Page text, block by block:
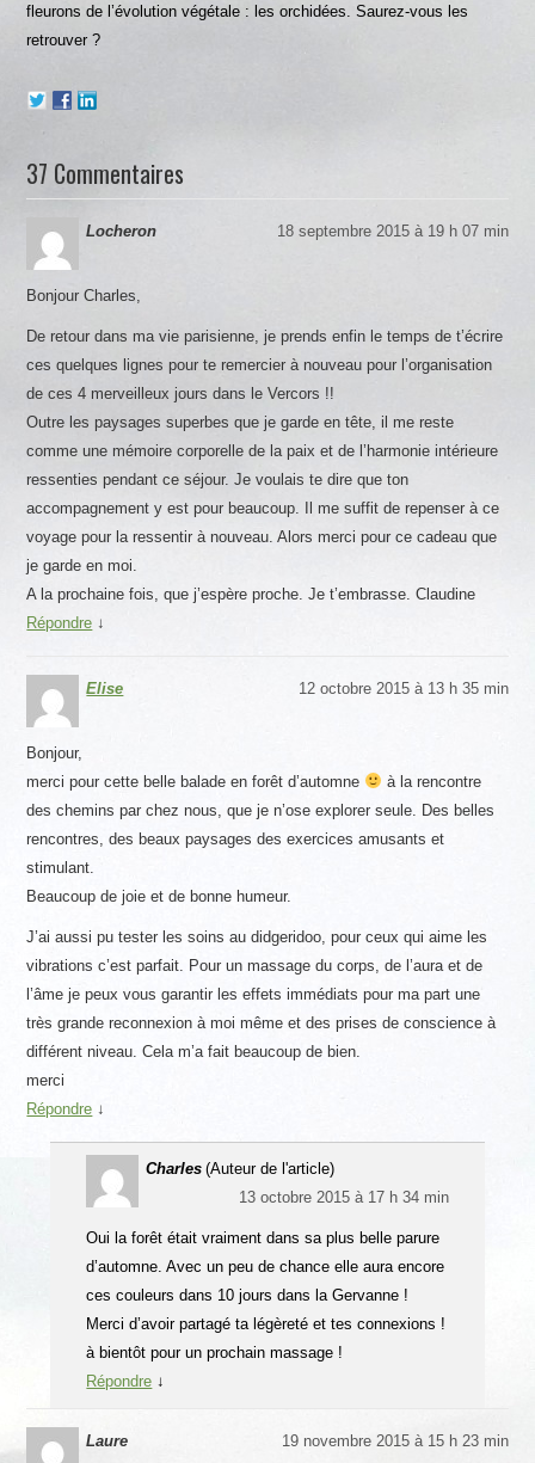
fleurons de l’évolution végétale : les orchidées. Saurez-vous les
retrouver ?
37 Commentaires
Locheron 18 septembre 2015 à 19 h 07 min
Bonjour Charles,
De retour dans ma vie parisienne, je prends enfin le temps de t’écrire
ces quelques lignes pour te remercier à nouveau pour l’organisation
de ces 4 merveilleux jours dans le Vercors !!
Outre les paysages superbes que je garde en tête, il me reste
comme une mémoire corporelle de la paix et de l’harmonie intérieure
ressenties pendant ce séjour. Je voulais te dire que ton
accompagnement y est pour beaucoup. Il me suffit de repenser à ce
voyage pour la ressentir à nouveau. Alors merci pour ce cadeau que
je garde en moi.
A la prochaine fois, que j’espère proche. Je t’embrasse. Claudine
Répondre ↓
Elise 12 octobre 2015 à 13 h 35 min
Bonjour,
merci pour cette belle balade en forêt d’automne
à la rencontre
des chemins par chez nous, que je n’ose explorer seule. Des belles
rencontres, des beaux paysages des exercices amusants et
stimulant.
Beaucoup de joie et de bonne humeur.
J’ai aussi pu tester les soins au didgeridoo, pour ceux qui aime les
vibrations c’est parfait. Pour un massage du corps, de l’aura et de
l’âme je peux vous garantir les effets immédiats pour ma part une
très grande reconnexion à moi même et des prises de conscience à
différent niveau. Cela m’a fait beaucoup de bien.
merci
Répondre ↓
Charles (Auteur de l'article)
13 octobre 2015 à 17 h 34 min
Oui la forêt était vraiment dans sa plus belle parure
d’automne. Avec un peu de chance elle aura encore
ces couleurs dans 10 jours dans la Gervanne !
Merci d’avoir partagé ta légèreté et tes connexions !
à bientôt pour un prochain massage !
Répondre ↓
Laure 19 novembre 2015 à 15 h 23 min